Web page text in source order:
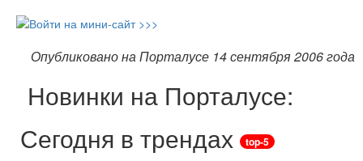
Опубликовано на Порталусе 14 сентября 2006 года
Новинки на Порталусе:
Сегодня в трендах
top-5